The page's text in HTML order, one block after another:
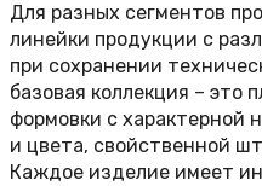
Для разных сегментов
линейки продукции с
при сохранении
базовая коллекция – это
формовки с характерной
и цвета, свойственной
Каждое изделие имеет